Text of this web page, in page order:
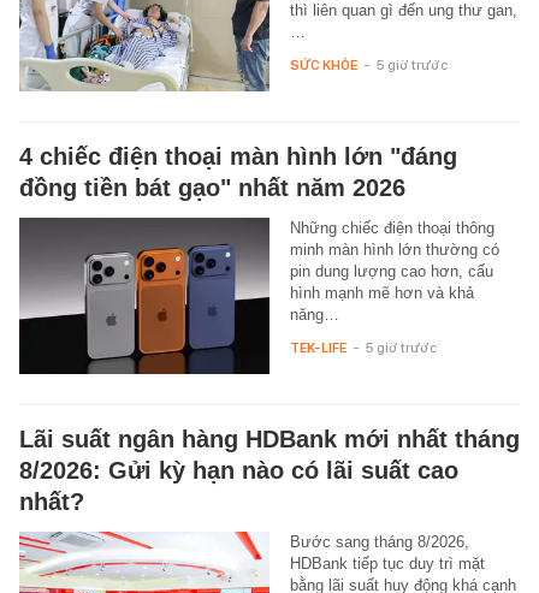
thì liên quan gì đến ung thư gan,
…
SỨC KHỎE - 5 giờ trước
4 chiếc điện thoại màn hình lớn "đáng
đồng tiền bát gạo" nhất năm 2026
Những chiếc điện thoại thông
minh màn hình lớn thường có
pin dung lượng cao hơn, cấu
hình mạnh mẽ hơn và khả
năng…
TEK-LIFE - 5 giờ trước
Lãi suất ngân hàng HDBank mới nhất tháng
8/2026: Gửi kỳ hạn nào có lãi suất cao
nhất?
Bước sang tháng 8/2026,
HDBank tiếp tục duy trì mặt
bằng lãi suất huy động khá cạnh